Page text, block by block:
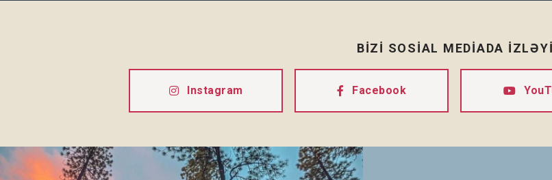
BİZİ SOSİAL MEDİADA
Instagram Facebook